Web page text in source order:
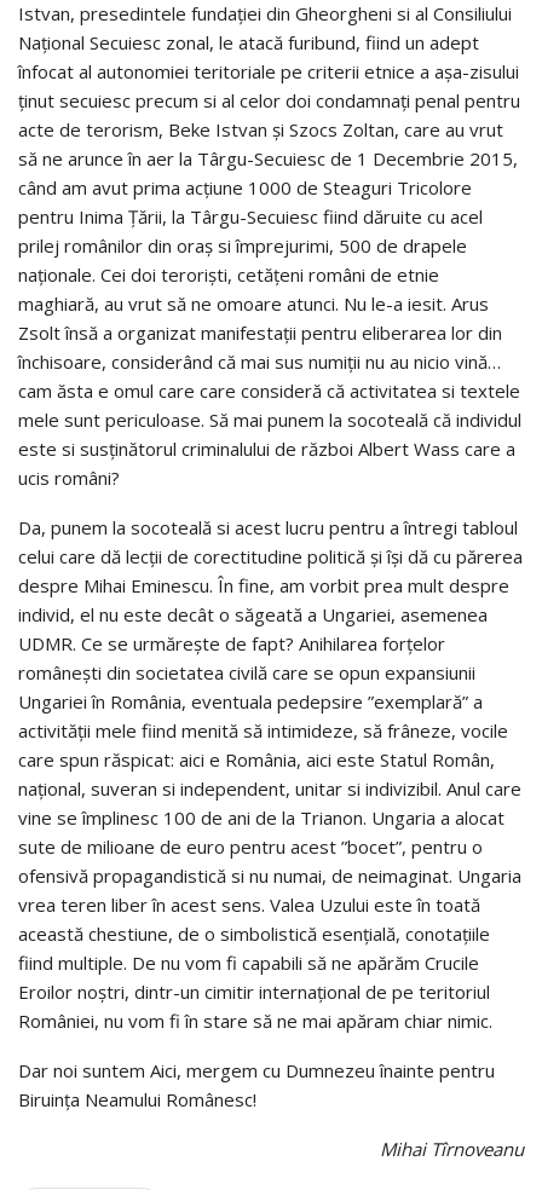
Istvan, presedintele fundației din Gheorgheni si al Consiliului
Național Secuiesc zonal, le atacă furibund, fiind un adept
înfocat al autonomiei teritoriale pe criterii etnice a așa-zisului
ținut secuiesc precum si al celor doi condamnați penal pentru
acte de terorism, Beke Istvan și Szocs Zoltan, care au vrut
să ne arunce în aer la Târgu-Secuiesc de 1 Decembrie 2015,
când am avut prima acțiune 1000 de Steaguri Tricolore
pentru Inima Țării, la Târgu-Secuiesc fiind dăruite cu acel
prilej românilor din oraș si împrejurimi, 500 de drapele
naționale. Cei doi teroriști, cetățeni români de etnie
maghiară, au vrut să ne omoare atunci. Nu le-a iesit. Arus
Zsolt însă a organizat manifestații pentru eliberarea lor din
închisoare, considerând că mai sus numiții nu au nicio vină…
cam ăsta e omul care care consideră că activitatea si textele
mele sunt periculoase. Să mai punem la socoteală că individul
este si susținătorul criminalului de război Albert Wass care a
ucis români?
Da, punem la socoteală si acest lucru pentru a întregi tabloul
celui care dă lecții de corectitudine politică și își dă cu părerea
despre Mihai Eminescu. În fine, am vorbit prea mult despre
individ, el nu este decât o săgeată a Ungariei, asemenea
UDMR. Ce se urmărește de fapt? Anihilarea forțelor
românești din societatea civilă care se opun expansiunii
Ungariei în România, eventuala pedepsire ”exemplară” a
activității mele fiind menită să intimideze, să frâneze, vocile
care spun răspicat: aici e România, aici este Statul Român,
național, suveran si independent, unitar si indivizibil. Anul care
vine se împlinesc 100 de ani de la Trianon. Ungaria a alocat
sute de milioane de euro pentru acest ”bocet”, pentru o
ofensivă propagandistică si nu numai, de neimaginat. Ungaria
vrea teren liber în acest sens. Valea Uzului este în toată
această chestiune, de o simbolistică esențială, conotațiile
fiind multiple. De nu vom fi capabili să ne apărăm Crucile
Eroilor noștri, dintr-un cimitir internațional de pe teritoriul
României, nu vom fi în stare să ne mai apăram chiar nimic.
Dar noi suntem Aici, mergem cu Dumnezeu înainte pentru
Biruința Neamului Românesc!
Mihai Tîrnoveanu